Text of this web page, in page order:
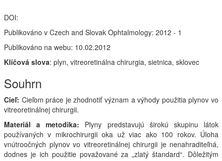
DOI:
Publikováno v Czech and Slovak Ophtalmology: 2012 - 1
Publikováno na webu: 10.02.2012
Klíčová slova: plyn, vitreoretinálna chirurgia, sietnica, sklovec
Souhrn
Cieľ: Cieľom práce je zhodnotiť význam a výhody použitia plynov vo
vitreoretinálnej chirurgii.
Materiál a metodika: Plyny predstavujú širokú skupinu látok
používaných v mikrochirurgii oka už viac ako 100 rokov. Úloha
vnútroočných plynov vo vitreoretinálnej chirurgii je nenahraditeľná,
dodnes je ich použitie považované za „zlatý štandard“. Dôležitým